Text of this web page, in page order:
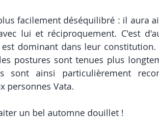
facilement déséquilibré : il aura
lui et réciproquement. C'est
dominant dans leur constitution.
postures sont tenues plus
sont ainsi particulièrement
personnes Vata.
un bel automne douillet !